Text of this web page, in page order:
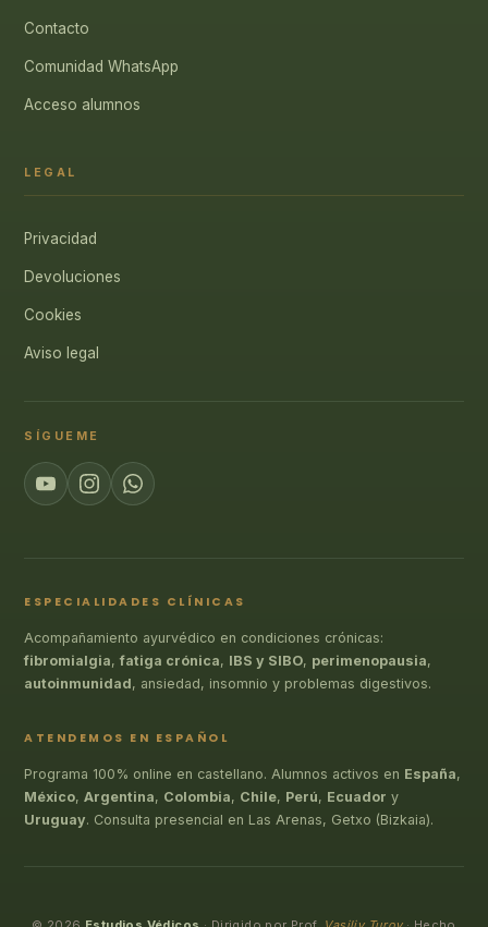
Contacto
Comunidad WhatsApp
Acceso alumnos
LEGAL
Privacidad
Devoluciones
Cookies
Aviso legal
SÍGUEME
ESPECIALIDADES CLÍNICAS
Acompañamiento ayurvédico en condiciones crónicas:
fibromialgia,fatiga crónica, IBS y SIBO, perimenopausia,
autoinmunidad, ansiedad, insomnio y problemas digestivos.
ATENDEMOS EN ESPAÑOL
Programa 100% online en castellano. Alumnos activos en España,
México, Argentina, Colombia, Chile, Perú, Ecuador y
Uruguay. Consulta presencial en Las Arenas, Getxo (Bizkaia).